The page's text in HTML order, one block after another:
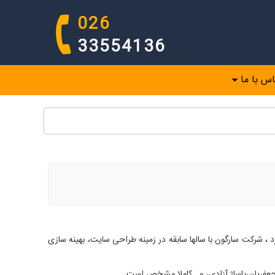
026
33554136
با ما
شرکت سارگون با سالها سابقه در زمینه طراحی سایت، بهینه سازی